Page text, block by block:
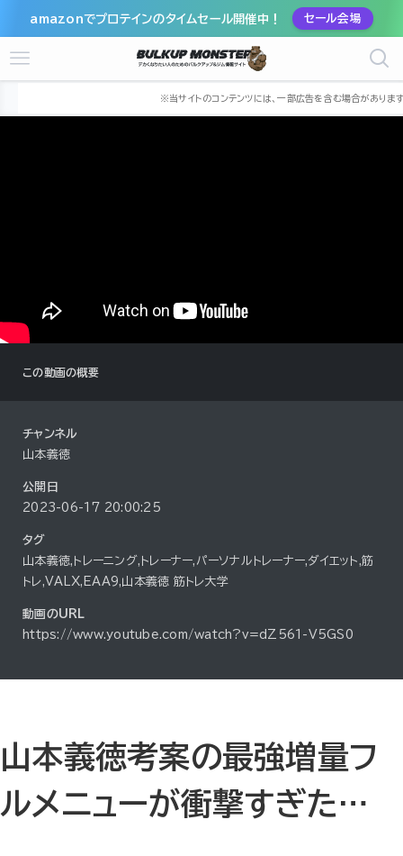
amazonでプロテインのタイムセール開催中！ セール会場
山本義徳
この動画の概要
チャンネル
山本義徳
公開日
2023-06-17 20:00:25
タグ
山本義徳,トレーニング,トレーナー,パーソナルトレーナー,ダイエット,筋
トレ,VALX,EAA9,山本義徳 筋トレ大学
動画のURL
https://www.youtube.com/watch?v=dZ561-V5GS0
山本義徳考案の最強増量フ
ルメニューが衝撃すぎた…